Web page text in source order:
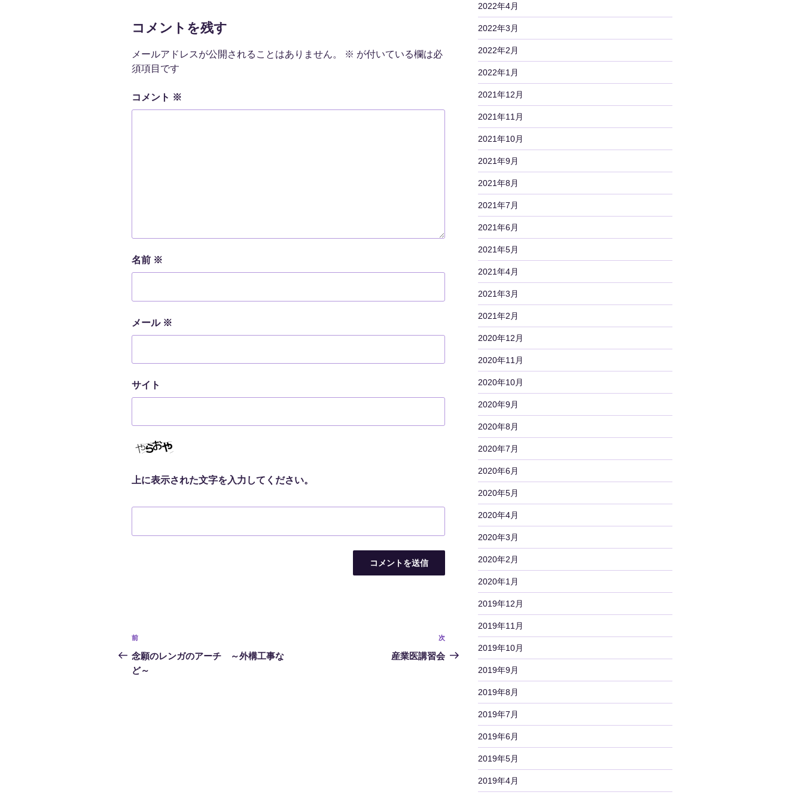
コメントを残す
メールアドレスが公開されることはありません。 ※ が付いている欄は必
須項目です
コメント ※
名前 ※
メール ※
サイト
上に表示された文字を入力してください。
投
稿
ナ
前
の
投
前
念願のレンガのアーチ ～外構工事な
ど～
次
の
次
産業医講習会
2022年4月
2022年3月
2022年2月
2022年1月
2021年12月
2021年11月
2021年10月
2021年9月
2021年8月
2021年7月
2021年6月
2021年5月
2021年4月
2021年3月
2021年2月
2020年12月
2020年11月
2020年10月
2020年9月
2020年8月
2020年7月
2020年6月
2020年5月
2020年4月
2020年3月
2020年2月
2020年1月
2019年12月
2019年11月
2019年10月
2019年9月
2019年8月
2019年7月
2019年6月
2019年5月
2019年4月